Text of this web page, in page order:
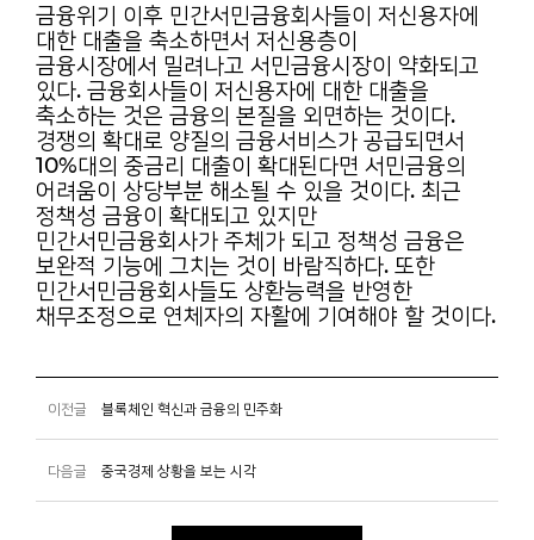
금융위기 이후 민간서민금융회사들이 저신용자에
대한 대출을 축소하면서 저신용층이
금융시장에서 밀려나고 서민금융시장이 약화되고
있다. 금융회사들이 저신용자에 대한 대출을
축소하는 것은 금융의 본질을 외면하는 것이다.
경쟁의 확대로 양질의 금융서비스가 공급되면서
10%대의 중금리 대출이 확대된다면 서민금융의
어려움이 상당부분 해소될 수 있을 것이다. 최근
정책성 금융이 확대되고 있지만
민간서민금융회사가 주체가 되고 정책성 금융은
보완적 기능에 그치는 것이 바람직하다. 또한
민간서민금융회사들도 상환능력을 반영한
채무조정으로 연체자의 자활에 기여해야 할 것이다.
이전글 블록체인 혁신과 금융의 민주화
다음글 중국경제 상황을 보는 시각